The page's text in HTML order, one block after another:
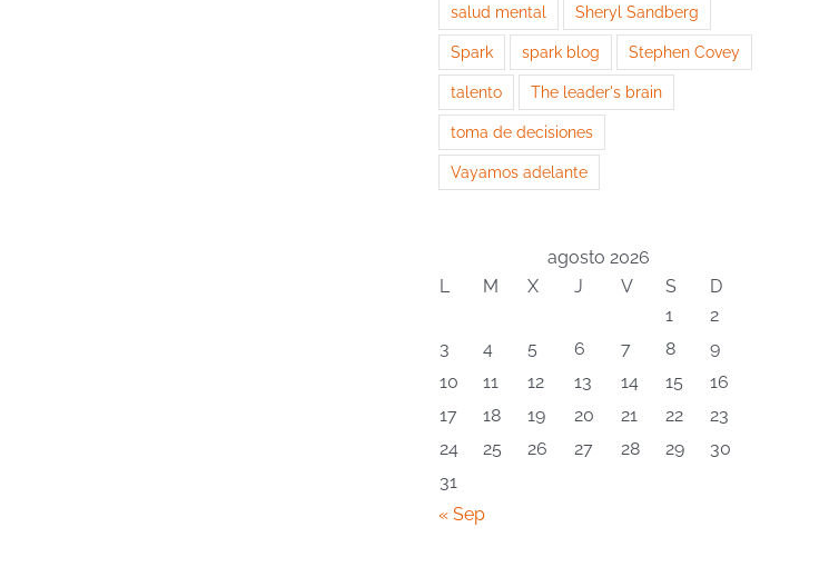
salud mental Sheryl Sandberg
Spark spark blog Stephen Covey
talento The leader's brain
toma de decisiones
Vayamos adelante
agosto 2026
L
M X J V S
D
1
2
3
4 5 6 7 8
9
10
11 12 13 14 15
16
17
18 19 20 21 22
23
24
25 26 27 28 29
30
31
« Sep